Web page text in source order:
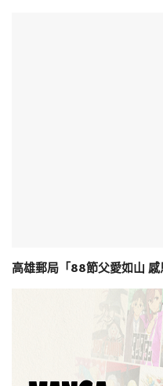
高雄郵局「88節父愛如山 感